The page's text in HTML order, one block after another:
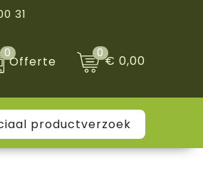
31
0
Offerte
0€ 0,00
productverzoek